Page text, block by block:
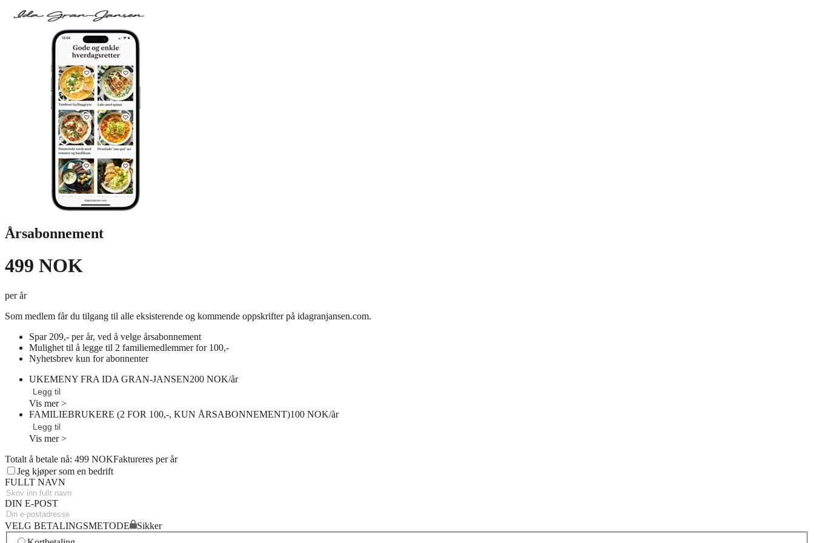
Årsabonnement
499 NOK
per år
Som medlem får du tilgang til alle eksisterende og kommende oppskrifter på idagranjansen.com.
Spar 209,- per år, ved å velge årsabonnement
Mulighet til å legge til 2 familiemedlemmer for 100,-
Nyhetsbrev kun for abonnenter
UKEMENY FRA IDA GRAN-JANSEN200 NOK/år
Legg til
Vis mer >
FAMILIEBRUKERE (2 FOR 100,-, KUN ÅRSABONNEMENT)100 NOK/år
Legg til
Vis mer >
Totalt å betale nå: 499 NOKFaktureres per år
Jeg kjøper som en bedrift
FULLT NAVN
DIN E-POST
VELG BETALINGSMETODE
Sikker